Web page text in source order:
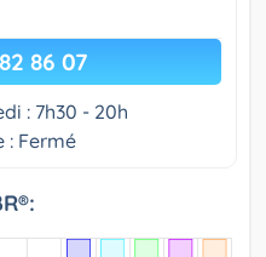
86 07
: 7h30 - 20h
: Fermé